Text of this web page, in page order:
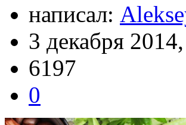
написал:
3 декабря
6197
0